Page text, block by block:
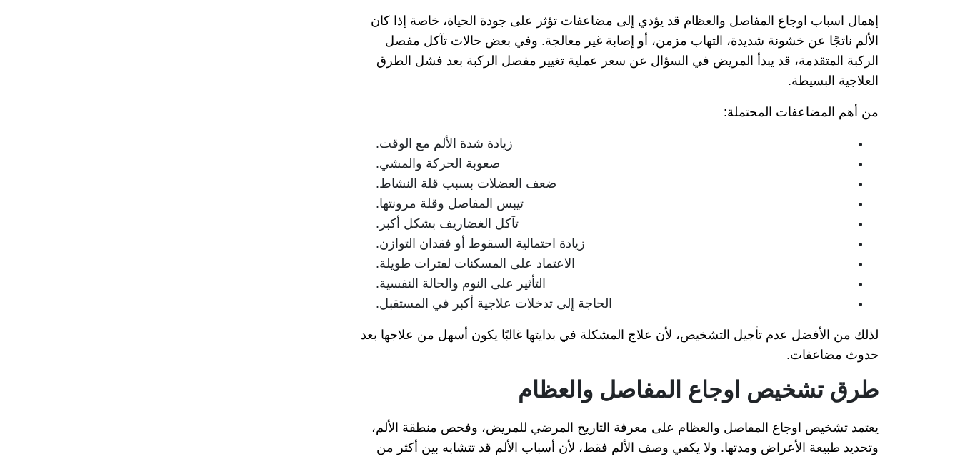
إهمال اسباب اوجاع المفاصل والعظام قد يؤدي إلى مضاعفات تؤثر على جودة الحياة، خاصة إذا كان
الألم ناتجًا عن خشونة شديدة، التهاب مزمن، أو إصابة غير معالجة. وفي بعض حالات تآكل مفصل
الركبة المتقدمة، قد يبدأ المريض في السؤال عن سعر عملية تغيير مفصل الركبة بعد فشل الطرق
العلاجية البسيطة.
من أهم المضاعفات المحتملة:
زيادة شدة الألم مع الوقت.
صعوبة الحركة والمشي.
ضعف العضلات بسبب قلة النشاط.
تيبس المفاصل وقلة مرونتها.
تآكل الغضاريف بشكل أكبر.
زيادة احتمالية السقوط أو فقدان التوازن.
الاعتماد على المسكنات لفترات طويلة.
التأثير على النوم والحالة النفسية.
الحاجة إلى تدخلات علاجية أكبر في المستقبل.
لذلك من الأفضل عدم تأجيل التشخيص، لأن علاج المشكلة في بدايتها غالبًا يكون أسهل من علاجها بعد
حدوث مضاعفات.
طرق تشخيص اوجاع المفاصل والعظام
يعتمد تشخيص اوجاع المفاصل والعظام على معرفة التاريخ المرضي للمريض، وفحص منطقة الألم،
وتحديد طبيعة الأعراض ومدتها. ولا يكفي وصف الألم فقط، لأن أسباب الألم قد تتشابه بين أكثر من